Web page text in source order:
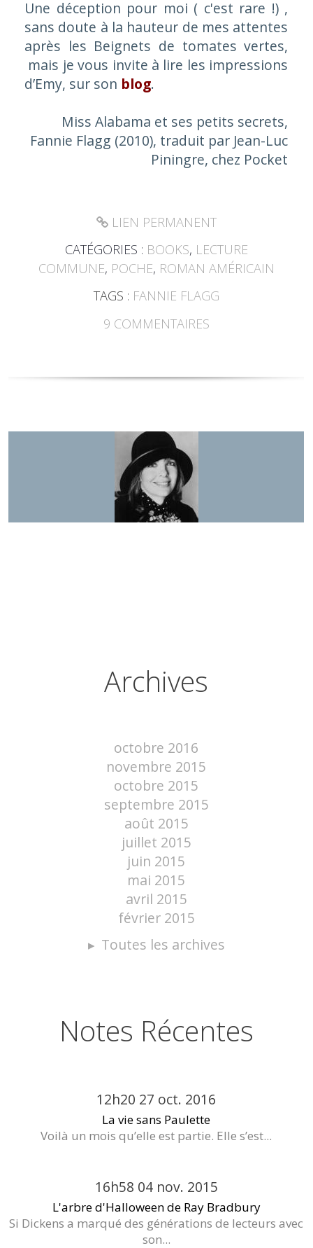
Une déception pour moi ( c'est rare !) ,
sans doute à la hauteur de mes attentes
après les Beignets de tomates vertes,
mais je vous invite à lire les impressions
d’Emy, sur son blog.
Miss Alabama et ses petits secrets,
Fannie Flagg (2010), traduit par Jean-Luc
Piningre, chez Pocket
LIEN PERMANENT
CATÉGORIES : BOOKS, LECTURE
COMMUNE, POCHE, ROMAN AMÉRICAIN
TAGS : FANNIE FLAGG
9 COMMENTAIRES
Archives
octobre 2016
novembre 2015
octobre 2015
septembre 2015
août 2015
juillet 2015
juin 2015
mai 2015
avril 2015
février 2015
Toutes les archives
Notes Récentes
12h20 27 oct. 2016
La vie sans Paulette
Voilà un mois qu’elle est partie. Elle s’est...
16h58 04 nov. 2015
L'arbre d'Halloween de Ray Bradbury
Si Dickens a marqué des générations de lecteurs avec
son...